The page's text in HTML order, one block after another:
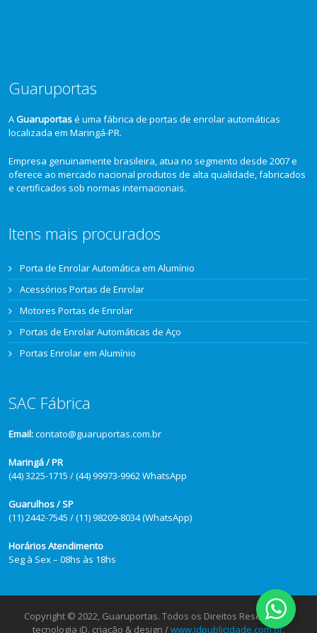
Guaruportas
AGuaruportasé uma fábrica de portas de enrolar automáticas
localizada em Maringá-PR.
Empresa genuinamente brasileira, atua no segmento desde 2007 e
oferece ao mercado nacional produtos de alta qualidade, fabricados
e certificados sob normas internacionais.
Itens mais procurados
Porta de Enrolar Automática em Alumínio
Acessórios Portas de Enrolar
Motores Portas de Enrolar
Portas de Enrolar Automáticas de Aço
Portas Enrolar em Alumínio
SAC Fábrica
Email:contato@guaruportas.com.br
Maringá / PR
(44) 3225-1715 / (44) 99973-9962 WhatsApp
Guarulhos / SP
(11) 2442-7545 / (11) 98209-8034 (WhatsApp)
Horários Atendimento
Seg à Sex – 08hs às 18hs
Copyright © 2022, Guaruportas. Todos os Direitos Reservados.
tecnologia iD. criação & design /www.idpublicidade.com.br.